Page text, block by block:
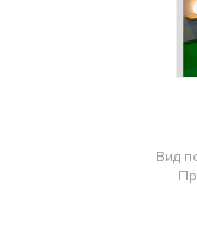
Вид